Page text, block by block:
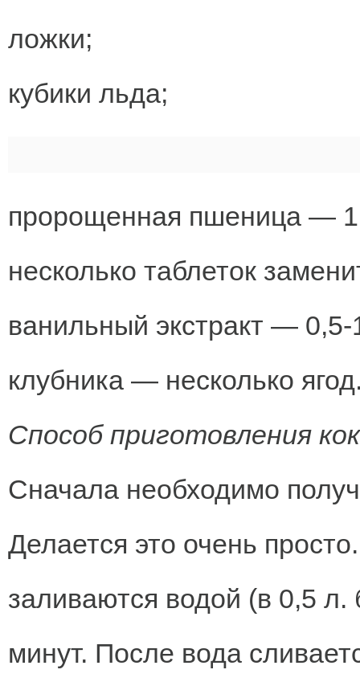
ложки;
кубики льда;
пророщенная пшеница — 1
несколько таблеток
ванильный экстракт —
клубника — несколько
Способ приготовления
Сначала необходимо
Делается это очень
заливаются водой (в 0,5 л.
минут. После вода